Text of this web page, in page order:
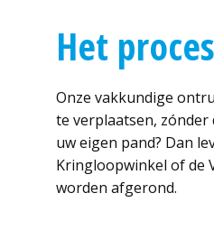
Het
Onze vakkundige
te verplaatsen,
uw eigen pand? Dan
Kringloopwinkel of de
worden afgerond.